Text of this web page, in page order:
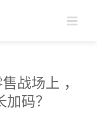
战场上 ，
码？